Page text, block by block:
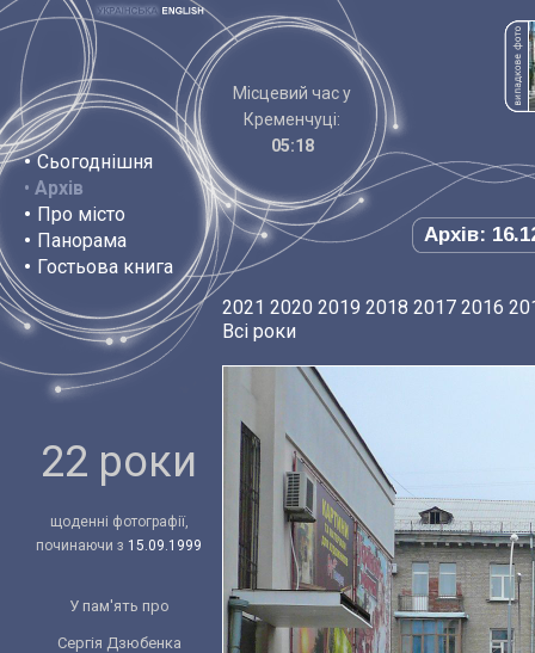
• Сьогоднішня
• Архів
• Про місто
• Панорама
• Гостьова книга
Місцевий час у
Кременчуці:
05:18
Архів:
22 роки
щоденні фотографії,
починаючи з 15.09.1999
У пам'ять про
Сергія Дзюбенка
2021 2020 2019 2018 2017 2016
Всі роки